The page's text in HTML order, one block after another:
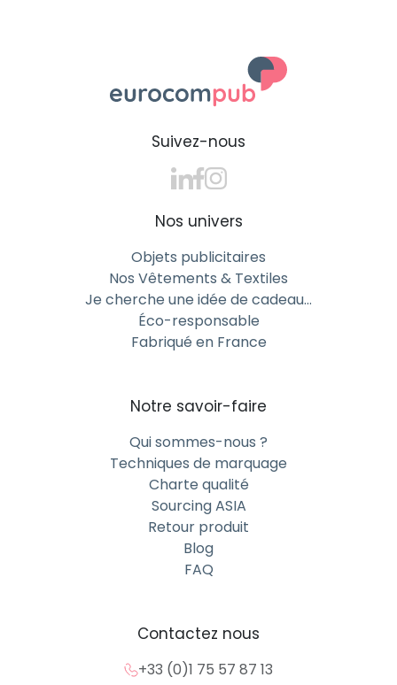
Suivez-nous
Nos univers
Objets publicitaires
Nos Vêtements & Textiles
Je cherche une idée de cadeau…
Éco-responsable
Fabriqué en France
Notre savoir-faire
Qui sommes-nous ?
Techniques de marquage
Charte qualité
Sourcing ASIA
Retour produit
Blog
FAQ
Contactez nous
+33 (0)1 75 57 87 13